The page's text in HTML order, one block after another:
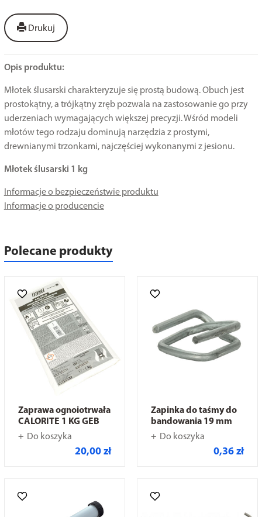
Drukuj
Opis produktu:
Młotek ślusarski charakteryzuje się prostą budową. Obuch jest
prostokątny, a trójkątny zręb pozwala na zastosowanie go przy
uderzeniach wymagających większej precyzji. Wśród modeli
młotów tego rodzaju dominują narzędzia z prostymi,
drewnianymi trzonkami, najczęściej wykonanymi z jesionu.
Młotek ślusarski 1 kg
Informacje o bezpieczeństwie produktu
Informacje o producencie
Polecane produkty
Zaprawa ognoiotrwała
CALORITE 1 KG GEB
Do koszyka
20,00 zł
Zapinka do taśmy do
bandowania 19 mm
Do koszyka
0,36 zł